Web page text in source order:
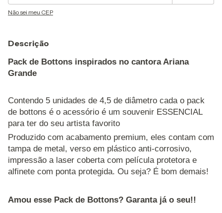
Não sei meu CEP
Descrição
Pack de Bottons inspirados no cantora Ariana
Grande
Contendo 5 unidades de 4,5 de diâmetro cada o pack
de bottons é o acessório é um souvenir ESSENCIAL
para ter do seu artista favorito
Produzido com acabamento premium, eles contam com
tampa de metal, verso em plástico anti-corrosivo,
impressão a laser coberta com película protetora e
alfinete com ponta protegida. Ou seja? É bom demais!
Amou esse Pack de Bottons? Garanta já o seu!!